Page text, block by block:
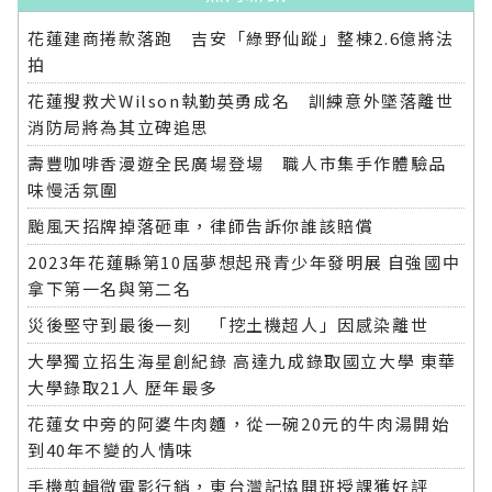
花蓮建商捲款落跑 吉安「綠野仙蹤」整棟2.6億將法
拍
花蓮搜救犬Wilson執勤英勇成名 訓練意外墜落離世
消防局將為其立碑追思
壽豐咖啡香漫遊全民廣場登場 職人市集手作體驗品
味慢活氛圍
颱風天招牌掉落砸車，律師告訴你誰該賠償
2023年花蓮縣第10屆夢想起飛青少年發明展 自強國中
拿下第一名與第二名
災後堅守到最後一刻 「挖土機超人」因感染離世
大學獨立招生海星創紀錄 高達九成錄取國立大學 東華
大學錄取21人 歷年最多
花蓮女中旁的阿婆牛肉麵，從一碗20元的牛肉湯開始
到40年不變的人情味
手機剪輯微電影行銷，東台灣記協開班授課獲好評